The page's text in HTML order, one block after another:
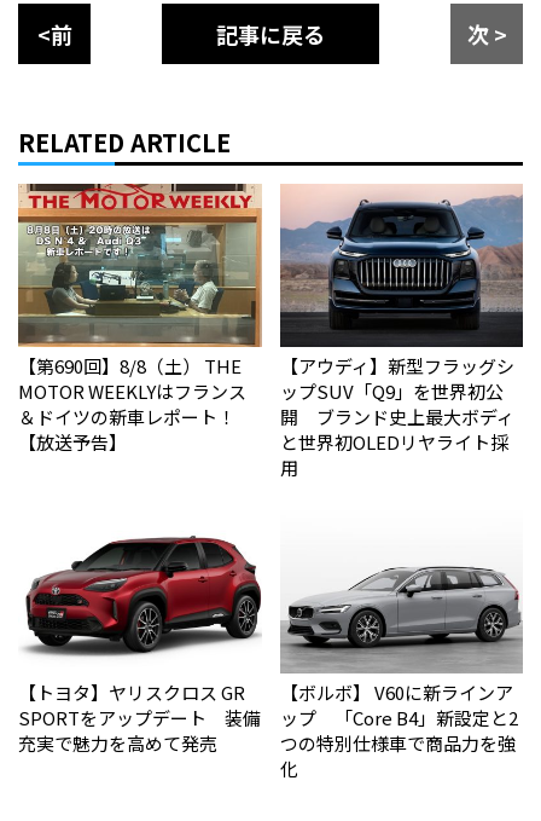
<前 記事に戻る 次 >
RELATED ARTICLE
【第690回】8/8（土） THE
MOTOR WEEKLYはフランス
＆ドイツの新車レポート！
【放送予告】
【アウディ】新型フラッグシ
ップSUV「Q9」を世界初公
開 ブランド史上最大ボディ
と世界初OLEDリヤライト採
用
【トヨタ】ヤリスクロス GR
SPORTをアップデート 装備
充実で魅力を高めて発売
【ボルボ】 V60に新ラインア
ップ 「Core B4」新設定と2
つの特別仕様車で商品力を強
化